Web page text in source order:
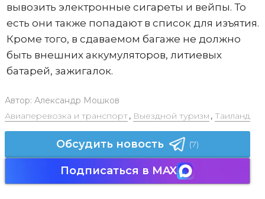
вывозить электронные сигареты и вейпы. То
есть они также попадают в список для изъятия.
Кроме того, в сдаваемом багаже не должно
быть внешних аккумуляторов, литиевых
батарей, зажигалок.
Автор: Александр Мошков
Авиаперевозка и транспорт, Выездной туризм , Таиланд
Обсудить новость (7)
Подписаться в MAX